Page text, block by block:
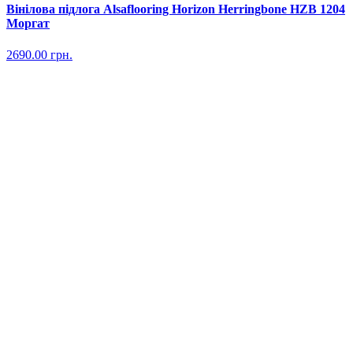
Вінілова підлога Alsaflooring Horizon Herringbone HZB 1204
Моргат
2690.00 грн.